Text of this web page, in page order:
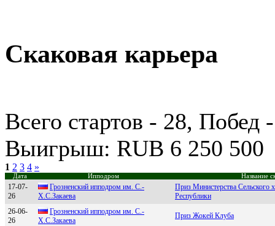
Скаковая карьера
Всего стартов - 28,
Выигрыш: RUB 6 250 500
1 2 3 4 »
Дата Ипподром Название
17-07-
26
Грозненский ипподром им. C.-
Х.C.Зaкaевa
Приз Министерства Сельского
Республики
26-06-
26
Грозненcкий ипподром им. C.-
Х.C.Закаева
Приз Жокей Клуба